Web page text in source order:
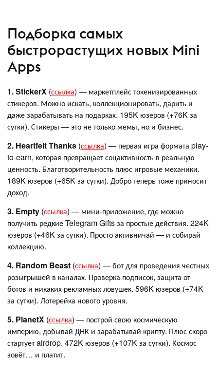
Подборка самых
быстрорастущих новых Mini
Apps
1. StickerX (ссылка) — маркетплейс токенизированных
стикеров. Можно искать, коллекционировать, дарить и
даже зарабатывать на подарках. 195K юзеров (+76K за
сутки). Стикеры — это не только мемы, но и бизнес.
2. Heartfelt Thanks (ссылка) — первая игра формата play-
to-earn, которая превращает соцактивность в реальную
ценность. Благотворительность плюс игровые механики.
189K юзеров (+65K за сутки). Добро теперь тоже приносит
доход.
3. Empty (ссылка) — мини-приложение, где можно
получить редкие Telegram Gifts за простые действия. 224K
юзеров (+46K за сутки). Просто активничай — и собирай
коллекцию.
4. Random Beast (ссылка) — бот для проведения честных
розыгрышей в каналах. Проверка подписок, защита от
ботов и никаких рекламных ловушек. 596K юзеров (+74K
за сутки). Лотерейка нового уровня.
5. PlanetX (ссылка) — построй свою космическую
империю, добывай ДНК и зарабатывай крипту. Плюс скоро
стартует airdrop. 472K юзеров (+107K за сутки). Космос
зовёт… и платит.